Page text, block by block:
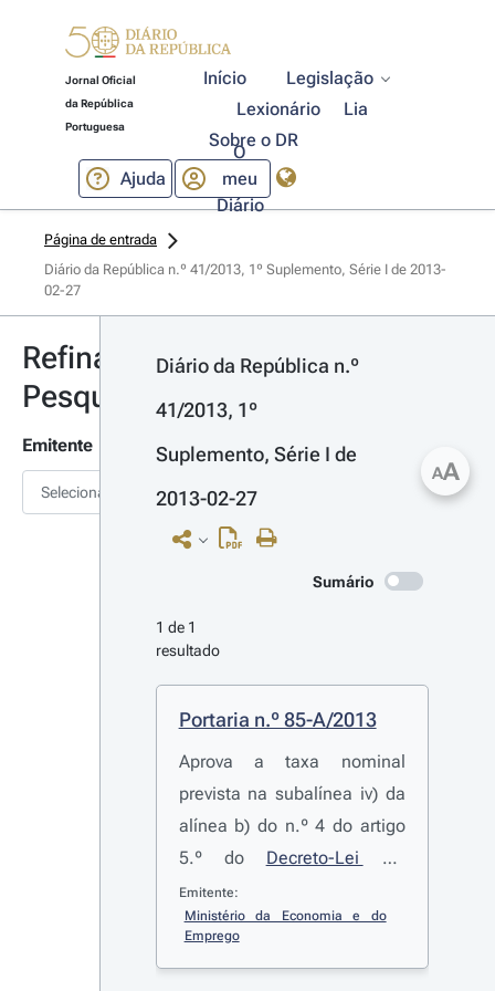
Jornal Oficial
da República
Portuguesa
Início
Legislação
Lexionário
Lia
Sobre o DR
Ajuda
O
meu
Diário
Página de entrada
Diário da República n.º 41/2013, 1º Suplemento, Série I de 2013-
02-27
Refinar
Pesquisa
Emitente
Selecionar
Diário da República n.º
41/2013, 1º
Suplemento, Série I de
2013-02-27
Sumário
1 de 1
resultado
Portaria n.º 85-A/2013
Aprova a taxa nominal
prevista na subalínea iv) da
alínea b) do n.º 4 do artigo
5.º do Decreto-Lei n.º
240/2004
dezembro
Emitente:
Ministério da Economia e do
Emprego
AA